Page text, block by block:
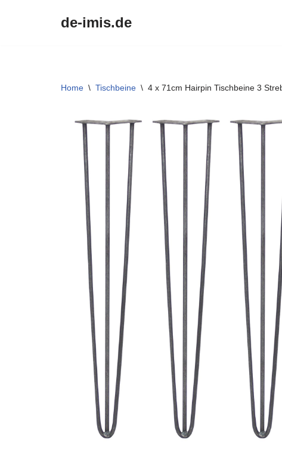
de-imis.de
Home \ Tischbeine \ 4 x 71cm Hairpin Tischbeine 3